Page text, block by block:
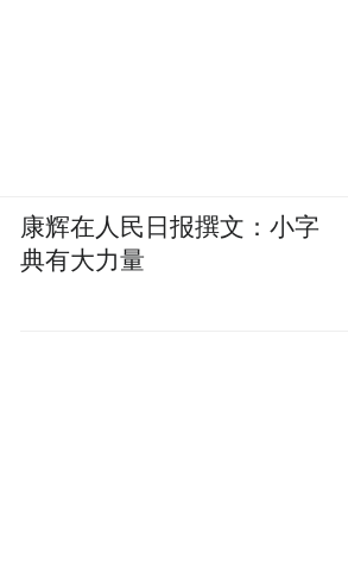
康辉在人民日报撰文：小字
典有大力量